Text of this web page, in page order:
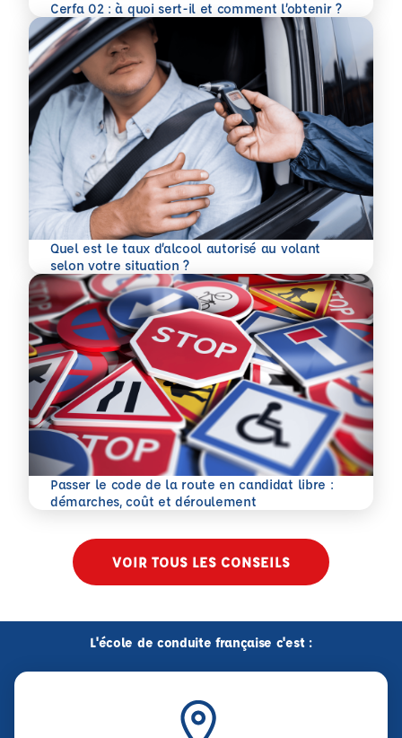
Cerfa 02 : à quoi sert-il et comment l’obtenir ?
En savoir plus
Quel est le taux d’alcool autorisé au volant
selon votre situation ?
En savoir plus
Passer le code de la route en candidat libre :
démarches, coût et déroulement
En savoir plus
VOIR TOUS LES CONSEILS
L'école de conduite française c'est :